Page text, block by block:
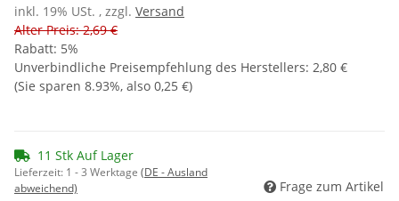
inkl. 19% USt. , zzgl. Versand
Alter Preis: 2,69 €
Rabatt: 5%
Unverbindliche Preisempfehlung des Herstellers: 2,80 €
(Sie sparen 8.93%, also 0,25 €)
11 Stk Auf Lager
Lieferzeit: 1 - 3 Werktage (DE - Ausland
abweichend)
Frage zum Artikel